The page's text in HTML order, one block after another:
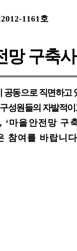
1161호
망 구축
공동으로 직면하
성원들의 자발적
마을안전망 구
참여를 바랍니